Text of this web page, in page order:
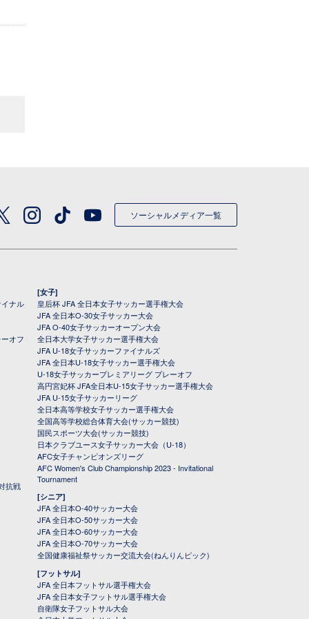
ソーシャルメディア一覧
ナル
オフ
抗戦
[女子]
皇后杯 JFA 全日本女子サッカー選手権大会
JFA 全日本O-30女子サッカー大会
JFA O-40女子サッカーオープン大会
全日本大学女子サッカー選手権大会
JFA U-18女子サッカーファイナルズ
JFA 全日本U-18女子サッカー選手権大会
U-18女子サッカープレミアリーグ プレーオフ
高円宮妃杯 JFA全日本U-15女子サッカー選手権大会
JFA U-15女子サッカーリーグ
全日本高等学校女子サッカー選手権大会
全国高等学校総合体育大会(サッカー競技)
国民スポーツ大会(サッカー競技)
日本クラブユース女子サッカー大会（U-18）
AFC女子チャンピオンズリーグ
AFC Women's Club Championship 2023 - Invitational
Tournament
[シニア]
JFA 全日本O-40サッカー大会
JFA 全日本O-50サッカー大会
JFA 全日本O-60サッカー大会
JFA 全日本O-70サッカー大会
全国健康福祉祭サッカー交流大会(ねんりんピック)
[フットサル]
JFA 全日本フットサル選手権大会
JFA 全日本女子フットサル選手権大会
自衛隊女子フットサル大会